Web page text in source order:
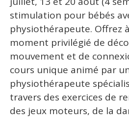
stimulation pour bébés
physiothérapeute. Offrez
moment privilégié de
mouvement et de
cours unique animé par
physiothérapeute
travers des exercices de
des jeux moteurs, de la